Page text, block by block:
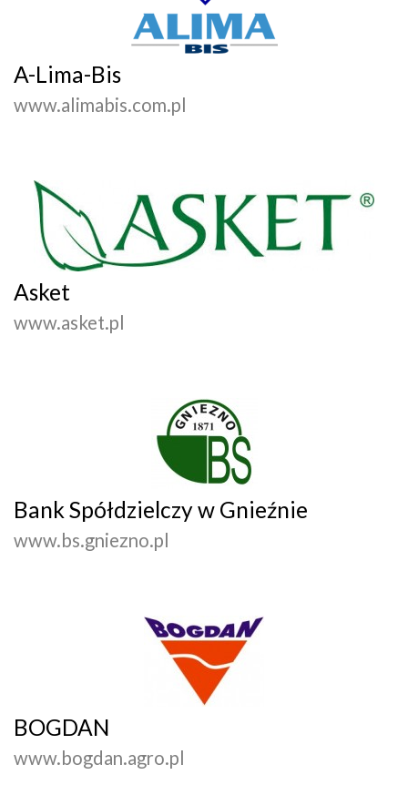
A-Lima-Bis
www.alimabis.com.pl
Asket
www.asket.pl
Bank Spółdzielczy w Gnieźnie
www.bs.gniezno.pl
BOGDAN
www.bogdan.agro.pl